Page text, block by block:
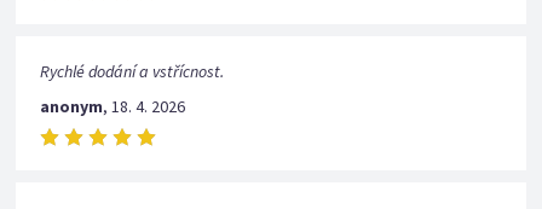
Rychlé dodání a vstřícnost.
anonym,18. 4. 2026